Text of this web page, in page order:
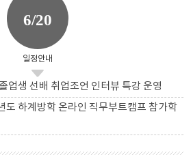
6/20
일정안내
업생 선배 취업조언 인터뷰 특강 운영
도 하계방학 온라인 직무부트캠프 참가학